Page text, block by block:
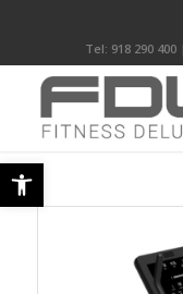
Abrir
Tel: 918 290 400|